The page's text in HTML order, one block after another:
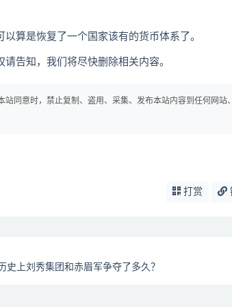
算是恢复了一个国家该有的货币体系了。
告知，我们将尽快删除相关内容。
同意时，禁止复制、盗用、采集、发布本站内容到任何网站
打赏
史上刘秀集团和赤眉军争夺了多久？